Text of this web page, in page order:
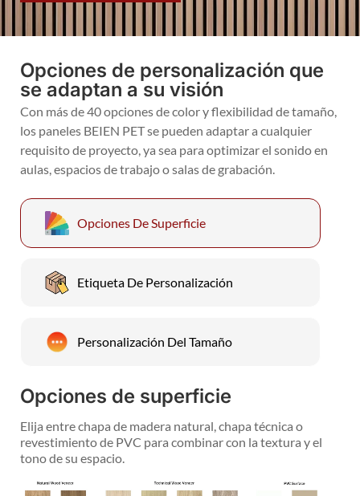
Opciones de personalización que
se adaptan a su visión
Con más de 40 opciones de color y flexibilidad de tamaño,
los paneles BEIEN PET se pueden adaptar a cualquier
requisito de proyecto, ya sea para optimizar el sonido en
aulas, espacios de trabajo o salas de grabación.
Opciones De Superficie
Etiqueta De Personalización
Personalización Del Tamaño
Opciones de superficie
Elija entre chapa de madera natural, chapa técnica o
revestimiento de PVC para combinar con la textura y el
tono de su espacio.